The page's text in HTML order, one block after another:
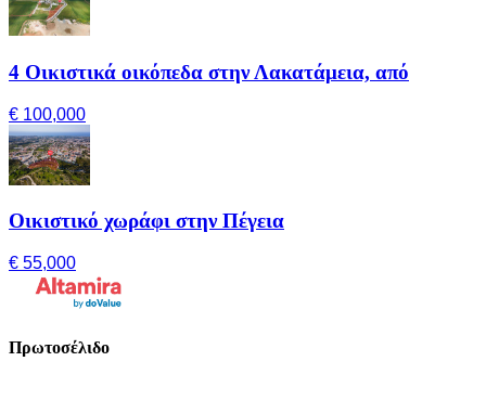
4 Οικιστικά οικόπεδα στην Λακατάμεια, από
€ 100,000
Οικιστικό χωράφι στην Πέγεια
€ 55,000
Πρωτοσέλιδο